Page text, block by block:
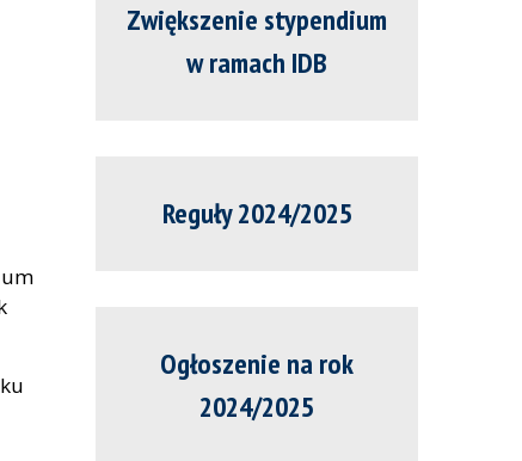
Zwiększenie stypendium
w ramach IDB
Reguły 2024/2025
Ogłoszenie na rok
2024/2025